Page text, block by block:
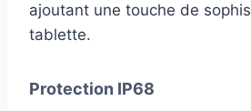
ajoutant une touche de
tablette.
Protection IP68